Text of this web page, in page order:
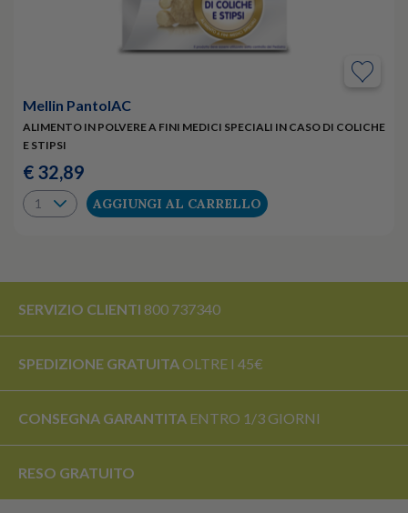
Mellin PantolAC
ALIMENTO IN POLVERE A FINI MEDICI SPECIALI IN CASO DI COLICHE
E STIPSI
€ 32,89
AGGIUNGI AL CARRELLO
SERVIZIO CLIENTI 800 737340
SPEDIZIONE GRATUITA OLTRE I 45€
CONSEGNA GARANTITA ENTRO 1/3 GIORNI
RESO GRATUITO